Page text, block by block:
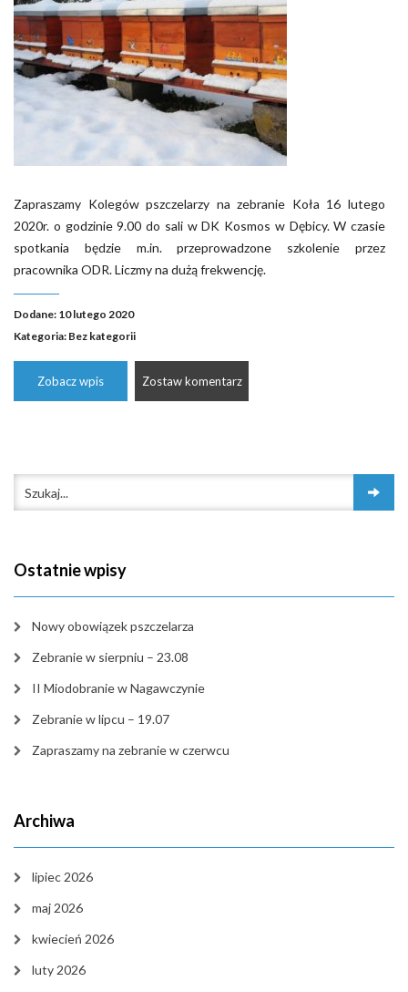
Zapraszamy Kolegów pszczelarzy na zebranie Koła 16 lutego
2020r. o godzinie 9.00 do sali w DK Kosmos w Dębicy. W czasie
spotkania będzie m.in. przeprowadzone szkolenie przez
pracownika ODR. Liczmy na dużą frekwencję.
Dodane: 10 lutego 2020
Kategoria: Bez kategorii
Zobacz wpis Zostaw komentarz
Ostatnie wpisy
Nowy obowiązek pszczelarza
Zebranie w sierpniu – 23.08
II Miodobranie w Nagawczynie
Zebranie w lipcu – 19.07
Zapraszamy na zebranie w czerwcu
Archiwa
lipiec 2026
maj 2026
kwiecień 2026
luty 2026